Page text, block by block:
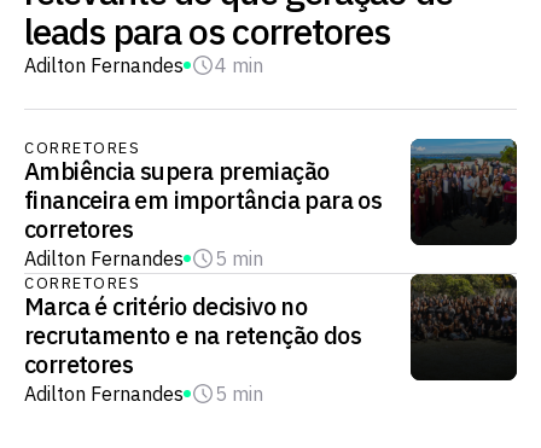
leads para os corretores
Adilton Fernandes 4 min
CORRETORES
Ambiência supera premiação
financeira em importância para os
corretores
Adilton Fernandes 5 min
CORRETORES
Marca é critério decisivo no
recrutamento e na retenção dos
corretores
Adilton Fernandes 5 min